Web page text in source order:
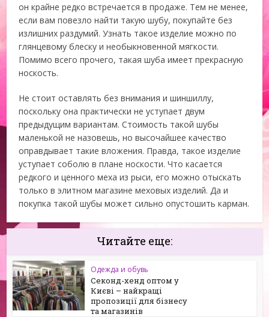
он крайне редко встречается в продаже. Тем не менее,
если вам повезло найти такую шубу, покупайте без
излишних раздумий. Узнать такое изделие можно по
глянцевому блеску и необыкновенной мягкости.
Помимо всего прочего, такая шуба имеет прекрасную
носкость.
Не стоит оставлять без внимания и шиншиллу,
поскольку она практически не уступает двум
предыдущим вариантам. Стоимость такой шубы
маленькой не назовешь, но высочайшее качество
оправдывает такие вложения. Правда, такое изделие
уступает соболю в плане носкости. Что касается
редкого и ценного меха из рыси, его можно отыскать
только в элитном магазине меховых изделий. Да и
покупка такой шубы может сильно опустошить карман.
Читайте еще:
Одежда и обувь
Секонд-хенд оптом у
Києві – найкращі
пропозиції для бізнесу
та магазинів